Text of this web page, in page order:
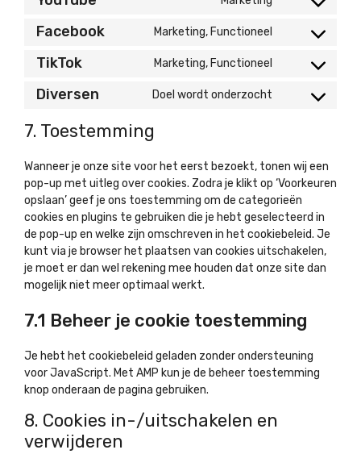
Consent
service
youtube
Facebook Marketing, Functioneel
Consent
service
facebook
TikTok Marketing, Functioneel
Consent
service
Diversen Doel wordt onderzocht
Consent
7. Toestemming
Wanneer je onze site voor het eerst bezoekt, tonen wij een
pop-up met uitleg over cookies. Zodra je klikt op ‘Voorkeuren
opslaan’ geef je ons toestemming om de categorieën
cookies en plugins te gebruiken die je hebt geselecteerd in
de pop-up en welke zijn omschreven in het cookiebeleid. Je
kunt via je browser het plaatsen van cookies uitschakelen,
je moet er dan wel rekening mee houden dat onze site dan
mogelijk niet meer optimaal werkt.
7.1 Beheer je cookie toestemming
Je hebt het cookiebeleid geladen zonder ondersteuning
voor JavaScript. Met AMP kun je de beheer toestemming
knop onderaan de pagina gebruiken.
8. Cookies in-/uitschakelen en
verwijderen